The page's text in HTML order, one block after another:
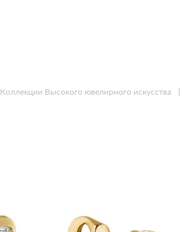
Коллекции Высокого ювелирного искусства